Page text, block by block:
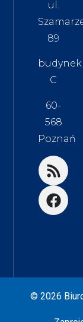
ul.
89
budynek
C
60-
568
Poznań
© 2026